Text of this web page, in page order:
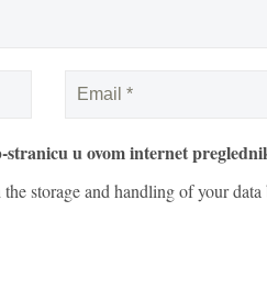
stranicu u ovom internet
storage and handling of your